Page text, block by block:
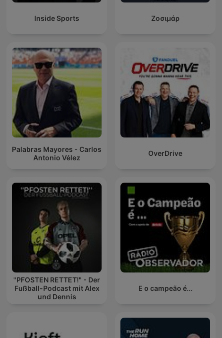
Inside Sports Ζοσιμάρ
Palabras Mayores - Carlos
Antonio Vélez
OverDrive
"PFOSTEN RETTET!" - Der
Fußball-Podcast mit Alex
und Dennis
E o campeão é...